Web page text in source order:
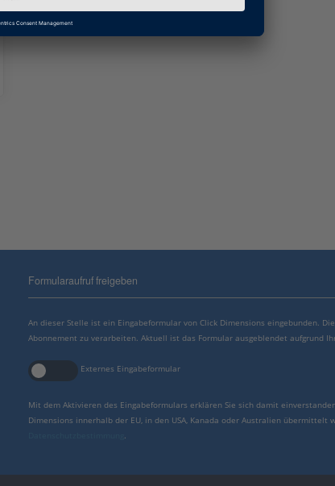
Formularaufruf freigeben
An dieser Stelle ist ein Eingabeformular von Click Dimensions eingebunden.
Abonnement zu verarbeiten. Aktuell ist das Formular ausgeblendet aufgrund
Externes Eingabeformular
Mit dem Aktivieren des Eingabeformulars erklären Sie sich damit
Dimensions innerhalb der EU, in den USA, Kanada oder Australien übermittelt
.